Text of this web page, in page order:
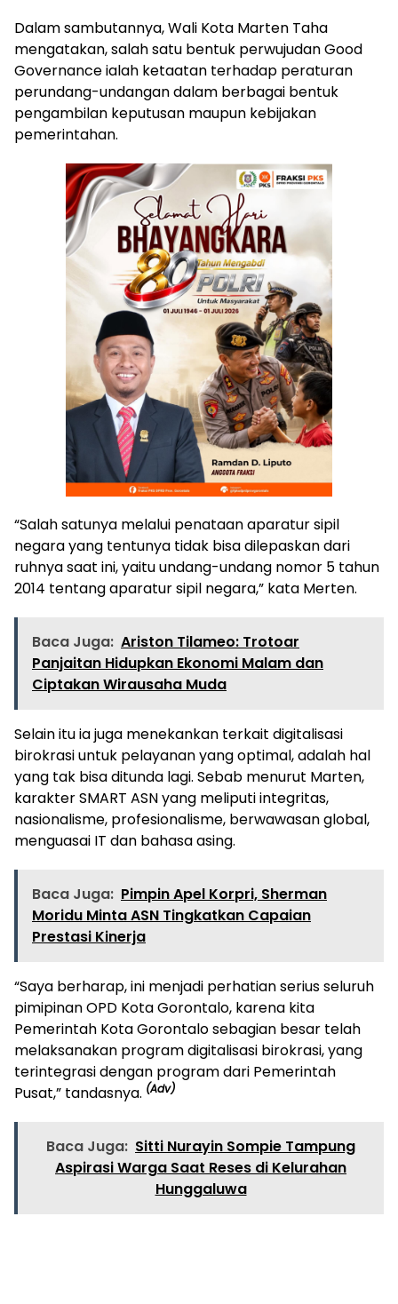
Dalam sambutannya, Wali Kota Marten Taha
mengatakan, salah satu bentuk perwujudan Good
Governance ialah ketaatan terhadap peraturan
perundang-undangan dalam berbagai bentuk
pengambilan keputusan maupun kebijakan
pemerintahan.
“Salah satunya melalui penataan aparatur sipil
negara yang tentunya tidak bisa dilepaskan dari
ruhnya saat ini, yaitu undang-undang nomor 5 tahun
2014 tentang aparatur sipil negara,” kata Merten.
Baca Juga: Ariston Tilameo: Trotoar
Panjaitan Hidupkan Ekonomi Malam dan
Ciptakan Wirausaha Muda
Selain itu ia juga menekankan terkait digitalisasi
birokrasi untuk pelayanan yang optimal, adalah hal
yang tak bisa ditunda lagi. Sebab menurut Marten,
karakter SMART ASN yang meliputi integritas,
nasionalisme, profesionalisme, berwawasan global,
menguasai IT dan bahasa asing.
Baca Juga: Pimpin Apel Korpri, Sherman
Moridu Minta ASN Tingkatkan Capaian
Prestasi Kinerja
“Saya berharap, ini menjadi perhatian serius seluruh
pimipinan OPD Kota Gorontalo, karena kita
Pemerintah Kota Gorontalo sebagian besar telah
melaksanakan program digitalisasi birokrasi, yang
terintegrasi dengan program dari Pemerintah
Pusat,” tandasnya. (Adv)
Baca Juga: Sitti Nurayin Sompie Tampung
Aspirasi Warga Saat Reses di Kelurahan
Hunggaluwa